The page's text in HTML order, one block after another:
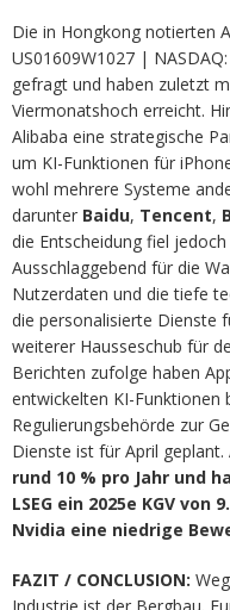
Die in Hongkong notierten
US01609W1027 |
gefragt und haben zuletzt
Viermonatshoch erreicht.
Alibaba eine strategische
um KI-Funktionen für
wohl mehrere Systeme
darunter Baidu, Tencent,
die Entscheidung fiel
Ausschlaggebend für die
Nutzerdaten und die tiefe
die personalisierte Dienste
weiterer Hausseschub für
Berichten zufolge haben
entwickelten KI-Funktionen
Regulierungsbehörde zur
Dienste ist für April geplant.
rund 10 % pro Jahr und
LSEG ein 2025e KGV
Nvidia eine niedrige
FAZIT / CONCLUSION:
Industrie ist der Bergbau.